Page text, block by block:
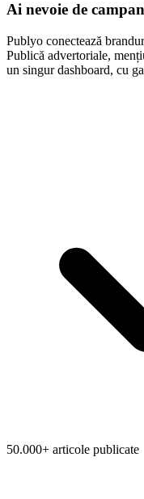
Ai nevoie de
Publyo conectează
Publică advertoriale,
un singur dashboard, cu
50.000+ articole publicate